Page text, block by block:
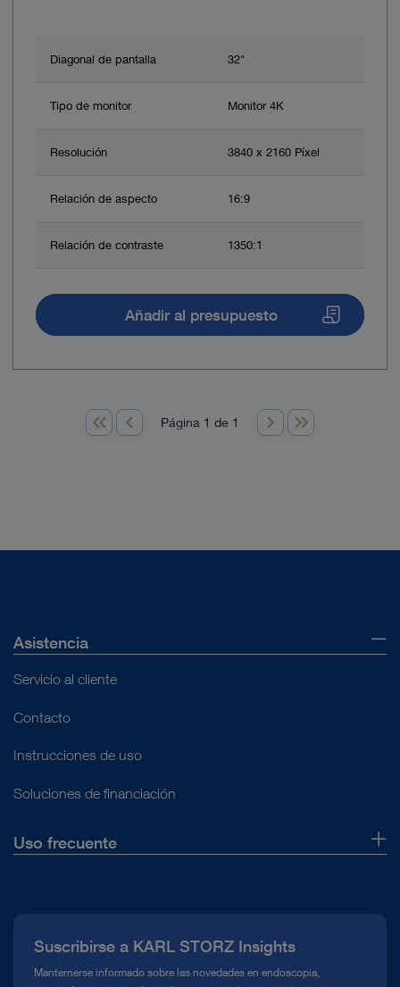
Diagonal de pantalla 32"
Tipo de monitor Monitor 4K
Resolución 3840 x 2160 Píxel
Relación de aspecto 16:9
Relación de contraste 1350:1
Añadir al presupuesto
Página 1 de 1
Asistencia
Servicio al cliente
Contacto
Instrucciones de uso
Soluciones de financiación
Uso frecuente
Línea de atención para el Cumplimiento normativo (Hotline)
Suscribirse a KARL STORZ Insights
Manternerse informado sobre las novedades en endoscopia,